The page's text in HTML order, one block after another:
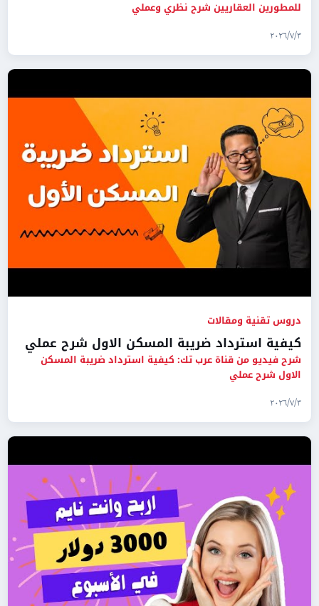
للمطورين العقاريين شرح نظري وعملي
٣‏/٧‏/٢٠٢٦
دروس تقنية ومقالات
كيفية استرداد ضريبة المسكن الاول شرح عملي
شرح فيديو من قناة عرب تك: كيفية استرداد ضريبة المسكن
الاول شرح عملي
٣‏/٧‏/٢٠٢٦